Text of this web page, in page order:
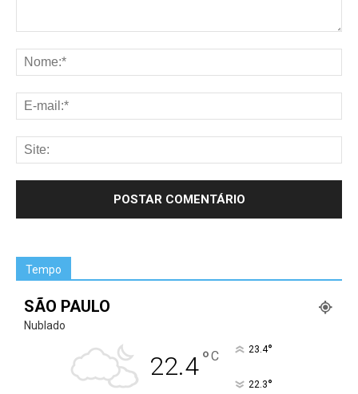
Tempo
SÃO PAULO
Nublado
22.4°C 23.4°
22.3°